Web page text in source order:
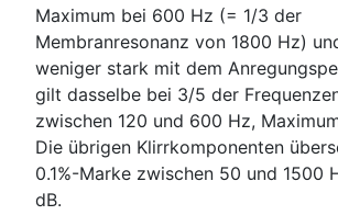
Maximum bei 600 Hz (= 1/3 der
Membranresonanz von 1800 Hz)
weniger stark mit dem
gilt dasselbe bei 3/5 der
zwischen 120 und 600 Hz,
Die übrigen Klirrkomponenten
0.1%-Marke zwischen 50 und 1500
dB.